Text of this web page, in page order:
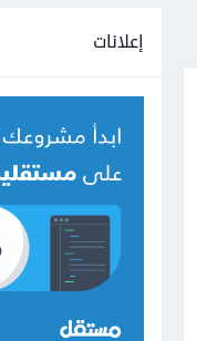
إعلانات